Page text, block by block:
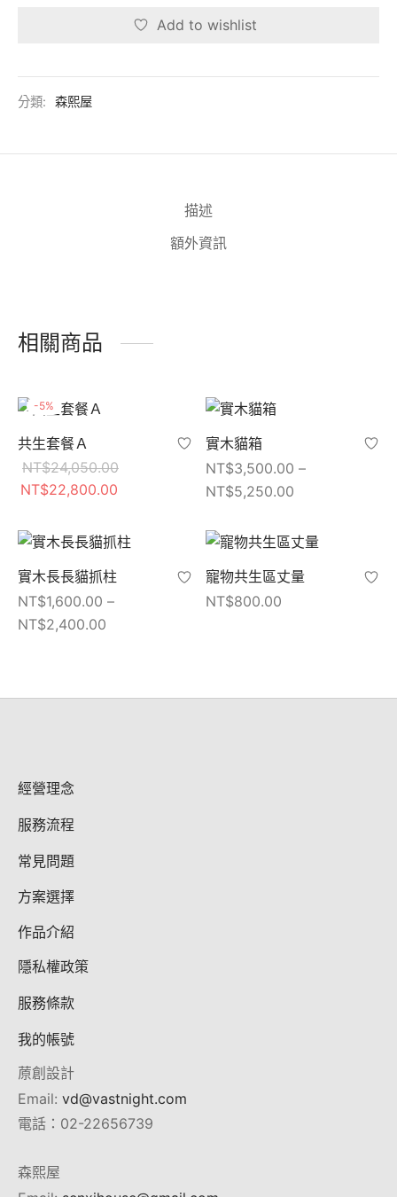
Add to wishlist
分類: 森熙屋
描述
額外資訊
相關商品
-5%
共生套餐Ａ
NT$24,050.00
原始價格：
NT$22,800.00
實木貓箱
NT$3,500.00 –
NT$5,250.00價格範圍：
到
實木長長貓抓柱
NT$1,600.00 –
NT$2,400.00
寵物共生區丈量
NT$800.00
經營理念
服務流程
常見問題
方案選擇
作品介紹
隱私權政策
服務條款
我的帳號
蒝創設計
Email: vd@vastnight.com
電話：02-22656739
森熙屋